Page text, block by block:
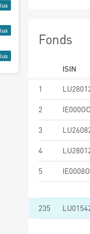
Fonds
ISIN
1
2
3
4
5
235